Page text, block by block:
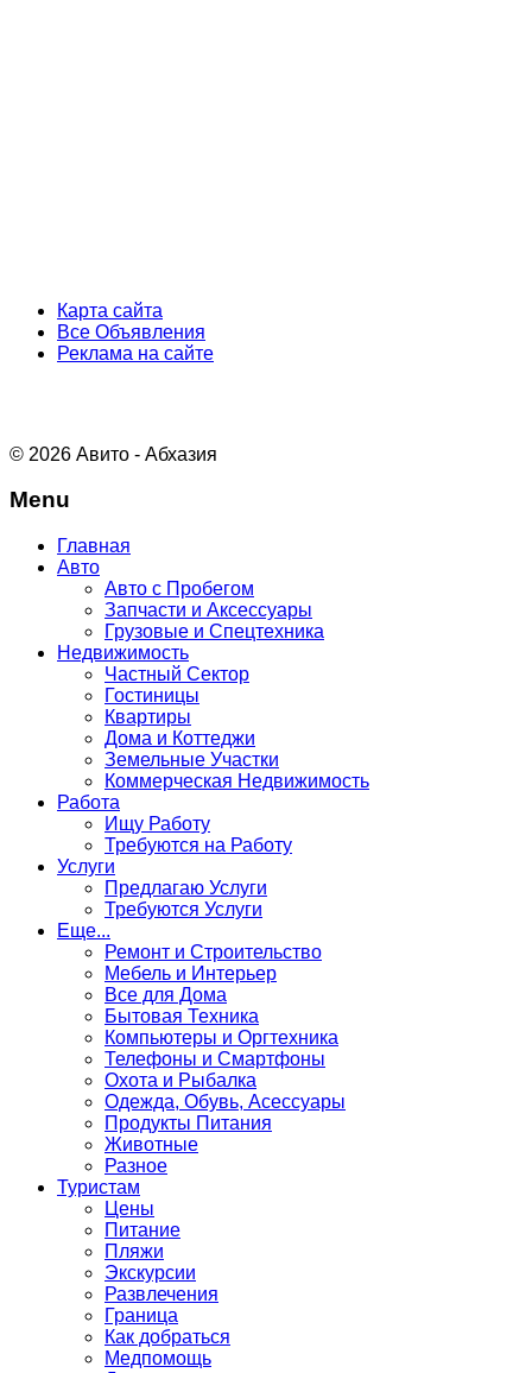
Карта сайта
Все Объявления
Реклама на сайте
© 2026 Авито - Абхазия
Menu
Главная
Авто
Авто с Пробегом
Запчасти и Аксессуары
Грузовые и Спецтехника
Недвижимость
Частный Сектор
Гостиницы
Квартиры
Дома и Коттеджи
Земельные Участки
Коммерческая Недвижимость
Работа
Ищу Работу
Требуются на Работу
Услуги
Предлагаю Услуги
Требуются Услуги
Еще...
Ремонт и Строительство
Мебель и Интерьер
Все для Дома
Бытовая Техника
Компьютеры и Оргтехника
Телефоны и Смартфоны
Охота и Рыбалка
Одежда, Обувь, Асессуары
Продукты Питания
Животные
Разное
Туристам
Цены
Питание
Пляжи
Экскурсии
Развлечения
Граница
Как добраться
Медпомощь